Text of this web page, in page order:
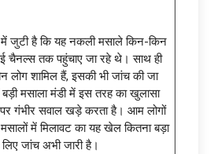
जुटी है कि यह नकली मसाले किन-किन
चैनल्स तक पहुंचाए जा रहे थे। साथ ही
शामिल हैं, इसकी भी जांच की जा
बड़ी मसाला मंडी में इस तरह का खुलासा
पर गंभीर सवाल खड़े करता है। आम लोगों
में मिलावट का यह खेल कितना बड़ा
जांच अभी जारी है।